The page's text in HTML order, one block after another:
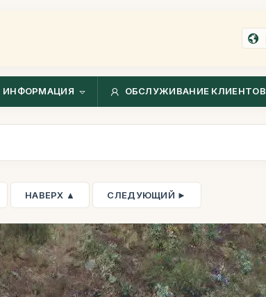
ИНФОРМАЦИЯ ОБСЛУЖИВАНИЕ КЛИЕНТОВ
НАВЕРХ ▲ СЛЕДУЮЩИЙ ►